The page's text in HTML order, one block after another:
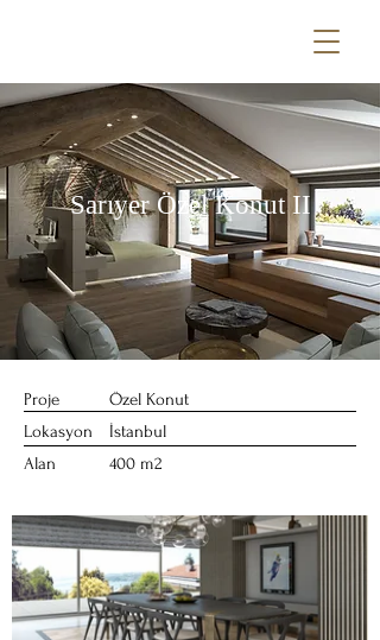
Sarıyer Özel Konut II
Özel Konut
İstanbul
400 m2
Proje
Lokasyon
Alan